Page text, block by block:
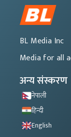
BL Media Inc
Media for all
अन्य संस्करण
नेपाली
हिन्दी
English